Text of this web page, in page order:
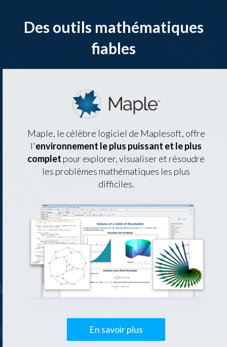
Des outils mathématiques
fiables
Maple, le célèbre logiciel de Maplesoft, offre
l'environnement le plus puissant et le plus
complet pour explorer, visualiser et résoudre
les problèmes mathématiques les plus
difficiles.
En savoir plus